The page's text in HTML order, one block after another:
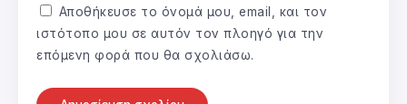
Αποθήκευσε το όνομά μου, email, και τον
ιστότοπο μου σε αυτόν τον πλοηγό για την
επόμενη φορά που θα σχολιάσω.